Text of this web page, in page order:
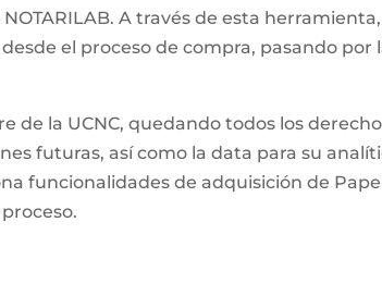
A través de esta
el proceso de compra, pasando
de la UCNC, quedando todos los
futuras, así como la data para su
funcionalidades de adquisición de